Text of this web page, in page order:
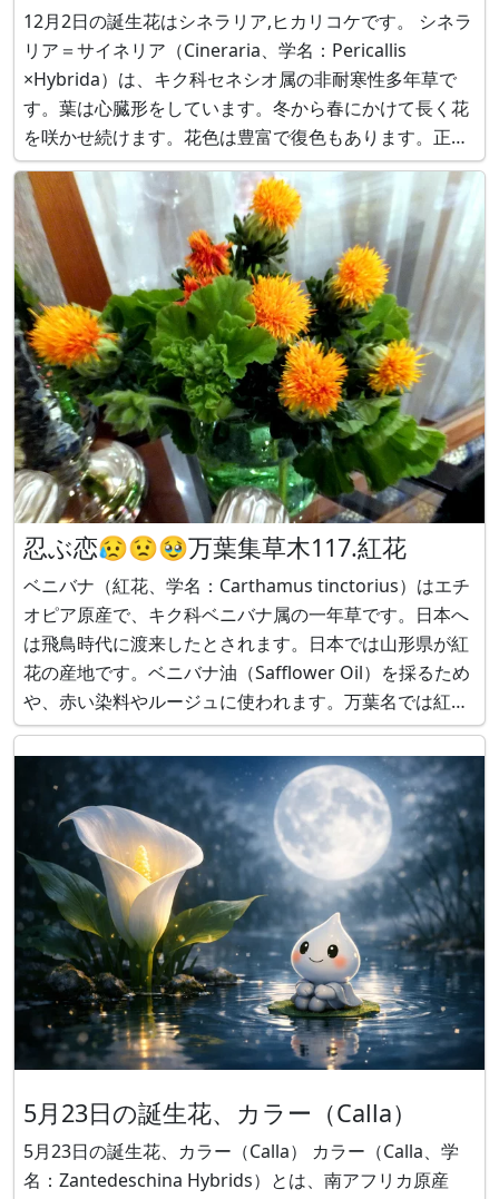
12月2日の誕生花はシネラリア,ヒカリコケです。 シネラ
リア＝サイネリア（Cineraria、学名：Pericallis
×Hybrida）は、キク科セネシオ属の非耐寒性多年草で
す。葉は心臓形をしています。冬から春にかけて長く花
を咲かせ続けます。花色は豊富で復色もあります。正式
名称の｢シネラリア｣では縁起が悪いということで、 サイ
ネリアと言う名前で販売されています。鉢植えやプラン
ター、公園の花壇
忍ぶ恋😥😟🥹万葉集草木117.紅花
ベニバナ（紅花、学名：Carthamus tinctorius）はエチ
オピア原産で、キク科ベニバナ属の一年草です。日本へ
は飛鳥時代に渡来したとされます。日本では山形県が紅
花の産地です。ベニバナ油（Safflower Oil）を採るため
や、赤い染料やルージュに使われます。万葉名では紅
（くれない）や末摘花（すえつむはな）で詠まれていま
す。花言葉は、「化粧」や「装い」です。 万葉集とベニ
バナ 万葉集に
5月23日の誕生花、カラー（Calla）
5月23日の誕生花、カラー（Calla） カラー（Calla、学
名：Zantedeschina Hybrids）とは、南アフリカ原産